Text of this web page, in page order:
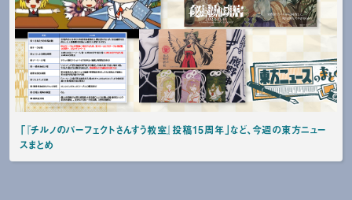
「『チルノのパーフェクトさんすう教室』投稿15周年」など、今週の東方ニュー
スまとめ